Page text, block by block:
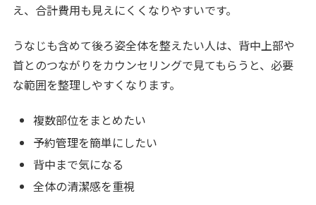
え、合計費用も見えにくくなりやすいです。
うなじも含めて後ろ姿全体を整えたい人は、背中上部や
首とのつながりをカウンセリングで見てもらうと、必要
な範囲を整理しやすくなります。
複数部位をまとめたい
予約管理を簡単にしたい
背中まで気になる
全体の清潔感を重視